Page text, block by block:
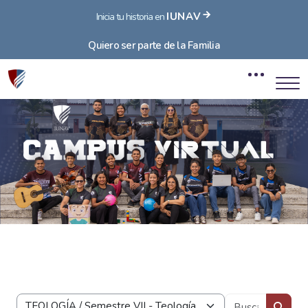
Inicia tu historia en IUNAV
Quiero ser parte de la Familia
Bloques
Bloques